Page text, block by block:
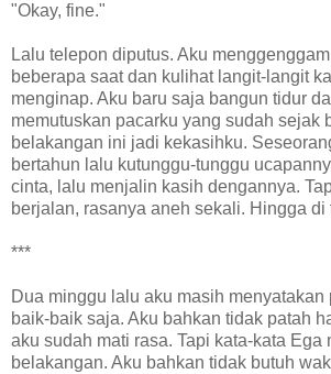
"Okay, fine."
Lalu telepon diputus. Aku
beberapa saat dan kulihat langit-langit
menginap. Aku baru saja bangun tidur
memutuskan pacarku yang sudah sejak
belakangan ini jadi kekasihku.
bertahun lalu kutunggu-tunggu
cinta, lalu menjalin kasih dengannya.
berjalan, rasanya aneh sekali. Hingga di
***
Dua minggu lalu aku masih menyatakan
baik-baik saja. Aku bahkan tidak patah
aku sudah mati rasa. Tapi kata-kata Ega
belakangan. Aku bahkan tidak butuh